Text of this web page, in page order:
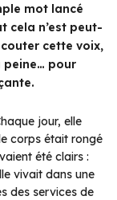
mot lancé
cela n’est peut-
cette voix,
peine… pour
jour, elle
corps était rongé
été clairs :
vivait dans une
des services de